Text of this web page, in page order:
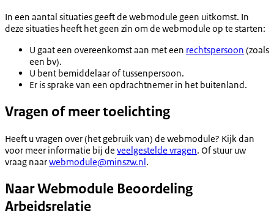
In een aantal situaties geeft de webmodule geen uitkomst. In
deze situaties heeft het geen zin om de webmodule op te starten:
U gaat een overeenkomst aan met een rechtspersoon (zoals
een bv).
U bent bemiddelaar of tussenpersoon.
Er is sprake van een opdrachtnemer in het buitenland.
Vragen of meer toelichting
Heeft u vragen over (het gebruik van) de webmodule? Kijk dan
voor meer informatie bij de veelgestelde vragen. Of stuur uw
vraag naarwebmodule@minszw.nl.
Naar Webmodule Beoordeling
Arbeidsrelatie